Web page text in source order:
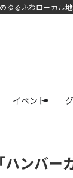
ゆるふわローカル
イベント
ンバー